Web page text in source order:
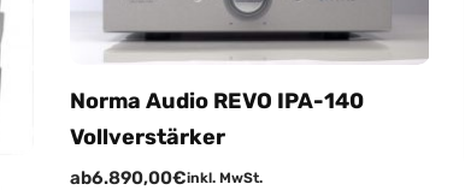
Norma Audio REVO IPA-140
Vollverstärker
ab6.890,00€inkl. MwSt.